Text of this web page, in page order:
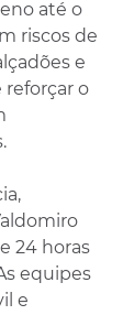
até o
riscos de
e
reforçar o
24 horas
equipes
e